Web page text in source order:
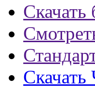
Скачать